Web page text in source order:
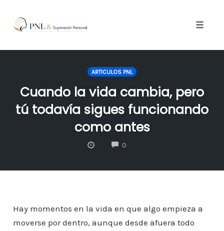
ARTICULOS PNL
Cuando la vida cambia, pero
tú todavía sigues funcionando
como antes
0COMMENTS
Hay momentos en la vida en que algo empieza a
moverse por dentro, aunque desde afuera todo